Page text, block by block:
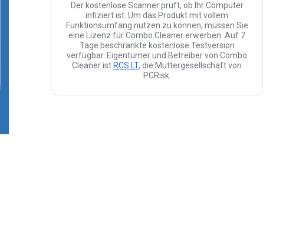
Der kostenlose Scanner prüft, ob Ihr Computer
infiziert ist. Um das Produkt mit vollem
Funktionsumfang nutzen zu können, müssen Sie
eine Lizenz für Combo Cleaner erwerben. Auf 7
Tage beschränkte kostenlose Testversion
verfügbar. Eigentümer und Betreiber von Combo
Cleaner ist RCS LT, die Muttergesellschaft von
PCRisk.